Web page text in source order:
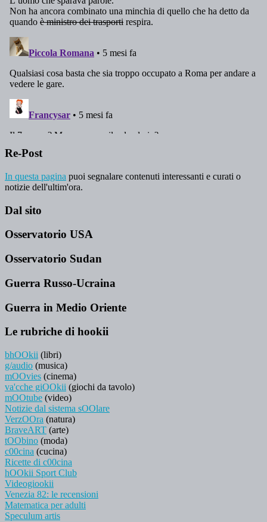
Re-Post
In questa pagina puoi segnalare contenuti interessanti e curati o
notizie dell'ultim'ora.
Dal sito
Osservatorio USA
Osservatorio Sudan
Guerra Russo-Ucraina
Guerra in Medio Oriente
Le rubriche di hookii
bhOOkii (libri)
g/audio (musica)
mOOvies (cinema)
va'cche giOOkii (giochi da tavolo)
mOOtube (video)
Notizie dal sistema sOOlare
VerzOOra (natura)
BraveART (arte)
tOObino (moda)
c00cina (cucina)
Ricette di c00cina
hOOkii Sport Club
Videogiookii
Venezia 82: le recensioni
Matematica per adulti
Speculum artis